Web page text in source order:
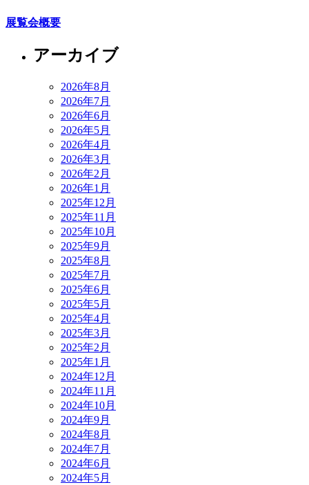
展覧会概要
アーカイブ
2026年8月
2026年7月
2026年6月
2026年5月
2026年4月
2026年3月
2026年2月
2026年1月
2025年12月
2025年11月
2025年10月
2025年9月
2025年8月
2025年7月
2025年6月
2025年5月
2025年4月
2025年3月
2025年2月
2025年1月
2024年12月
2024年11月
2024年10月
2024年9月
2024年8月
2024年7月
2024年6月
2024年5月